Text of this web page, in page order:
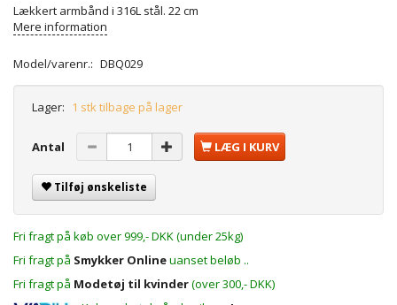
Lækkert armbånd i 316L stål. 22 cm
Mere information
Model/varenr.: DBQ029
Lager: 1 stk tilbage på lager
Antal LÆG I KURV
Tilføj ønskeliste
Fri fragt på køb over 999,- DKK (under 25kg)
Fri fragt på Smykker Onlineuanset beløb ..
Fri fragt på Modetøj til kvinder(over 300,- DKK)